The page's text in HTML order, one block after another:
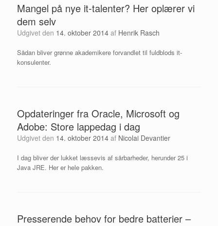
Mangel på nye it-talenter? Her oplærer vi
dem selv
Udgivet den 14. oktober 2014 af Henrik Rasch
Sådan bliver grønne akademikere forvandlet til fuldblods it-
konsulenter.
Opdateringer fra Oracle, Microsoft og
Adobe: Store lappedag i dag
Udgivet den 14. oktober 2014 af Nicolai Devantier
I dag bliver der lukket læssevis af sårbarheder, herunder 25 i
Java JRE. Her er hele pakken.
Presserende behov for bedre batterier –